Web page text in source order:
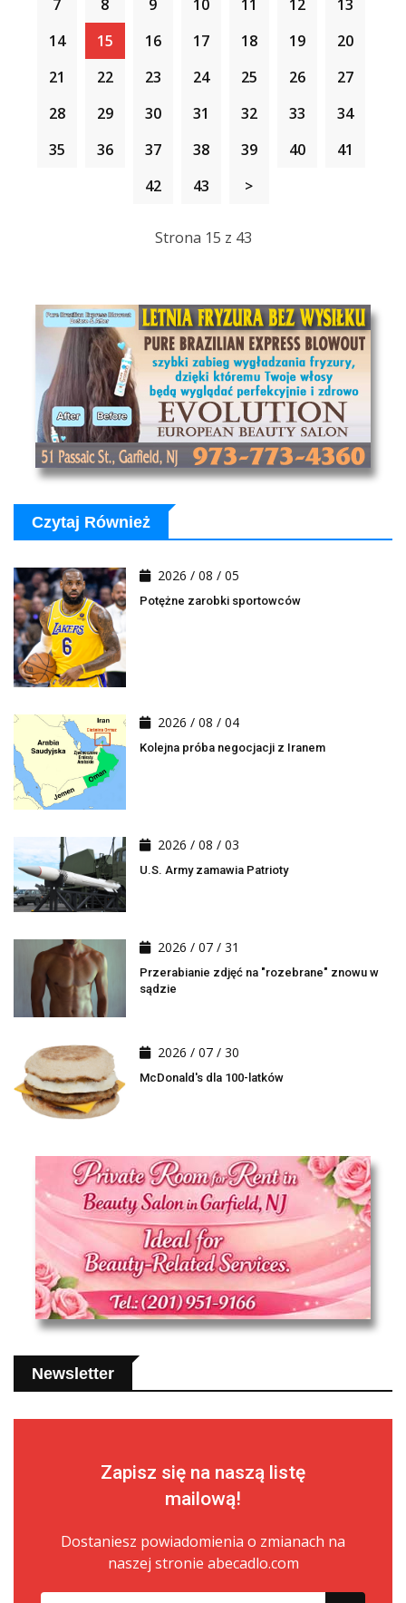
7 8 9 10 11 12
13
14
15 16 17 18 19
20
21
22 23 24 25 26
27
28
29 30 31 32 33
34
35
36 37 38 39 40
41
42
43 >
Strona 15 z 43
Czytaj Również
2026 / 08 / 05
Potężne zarobki sportowców
2026 / 08 / 04
Kolejna próba negocjacji z Iranem
2026 / 08 / 03
U.S. Army zamawia Patrioty
2026 / 07 / 31
Przerabianie zdjęć na "rozebrane" znowu w
sądzie
2026 / 07 / 30
McDonald's dla 100-latków
Newsletter
Zapisz się na naszą listę
mailową!
Dostaniesz powiadomienia o zmianach na
naszej stronie abecadlo.com